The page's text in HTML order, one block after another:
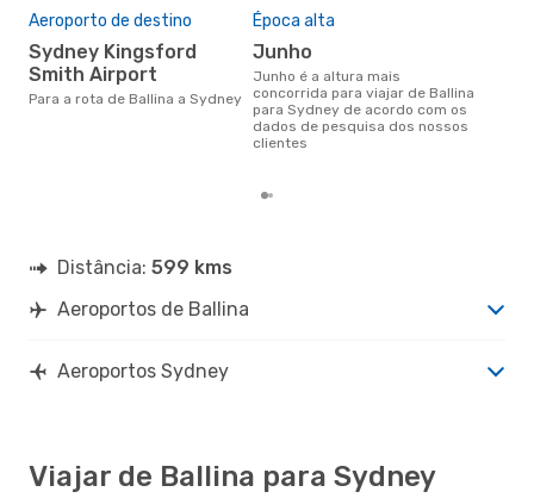
Aeroporto de destino
Sydney Kingsford
Smith Airport
Para a rota de Ballina a Sydney
Época alta
junho
junho é a altura mais
concorrida para viajar de Ballina
para Sydney de acordo com os
dados de pesquisa dos nossos
clientes
Distância: 599 kms
Aeroportos de Ballina
Aeroportos Sydney
Viajar de Ballina para Sydney